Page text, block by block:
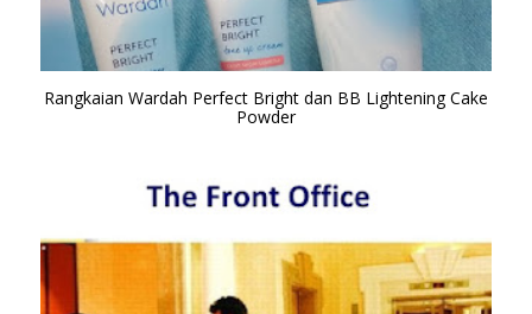
Rangkaian Wardah Perfect Bright dan BB Lightening Cake
Powder